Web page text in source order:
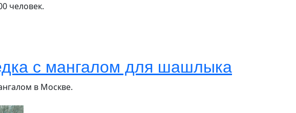
человек.
с мангалом для шашлыка
в Москве.